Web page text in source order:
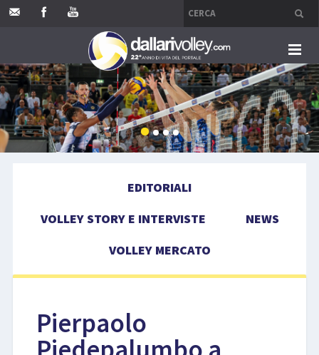
HOME
EDITORIALI
VOLLEY MERCATO
COMPETIZIONI
LIBRI
EDITORIALI
VOLLEY STORY E INTERVISTE
NEWS
VOLLEY MERCATO
Pierpaolo